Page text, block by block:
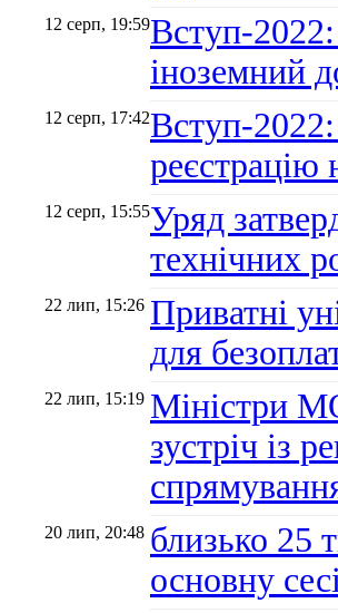
12 серп, 19:59Вступ-
іноземний
12 серп, 17:42Вступ-
12 серп, 15:55Уряд
технічних
22 лип, 15:26 Приватні
для
22 лип, 15:19 Міністри
зустріч із
20 лип, 20:48 близько 25
основну